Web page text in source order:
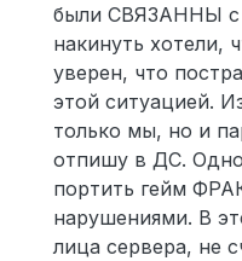
были СВЯЗАННЫ с
накинуть хотели,
уверен, что
этой ситуацией.
только мы, но и
отпишу в ДС.
портить гейм
нарушениями. В
лица сервера, не